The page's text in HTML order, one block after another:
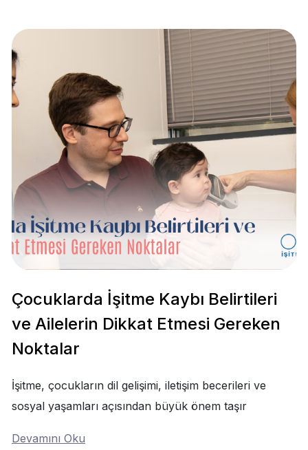
Çocuklarda İşitme Kaybı Belirtileri
ve Ailelerin Dikkat Etmesi Gereken
Noktalar
İşitme, çocukların dil gelişimi, iletişim becerileri ve
sosyal yaşamları açısından büyük önem taşır
Devamını Oku